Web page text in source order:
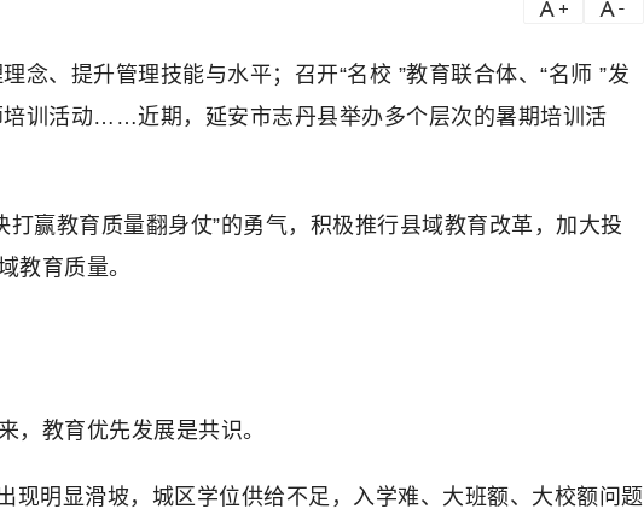
、提升管理技能与水平；召开“名校 ”教育联合体、“名师 ”发
训活动……近期，延安市志丹县举办多个层次的暑期培训活
赢教育质量翻身仗”的勇气，积极推行县域教育改革，加大投
教育质量。
，教育优先发展是共识。
明显滑坡，城区学位供给不足，入学难、大班额、大校额问题